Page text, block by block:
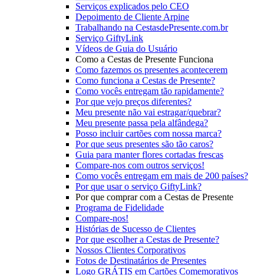
Serviços explicados pelo CEO
Depoimento de Cliente Arpine
Trabalhando na CestasdePresente.com.br
Serviço GiftyLink
Vídeos de Guia do Usuário
Como a Cestas de Presente Funciona
Como fazemos os presentes acontecerem
Como funciona a Cestas de Presente?
Como vocês entregam tão rapidamente?
Por que vejo preços diferentes?
Meu presente não vai estragar/quebrar?
Meu presente passa pela alfândega?
Posso incluir cartões com nossa marca?
Por que seus presentes são tão caros?
Guia para manter flores cortadas frescas
Compare-nos com outros serviços!
Como vocês entregam em mais de 200 países?
Por que usar o serviço GiftyLink?
Por que comprar com a Cestas de Presente
Programa de Fidelidade
Compare-nos!
Histórias de Sucesso de Clientes
Por que escolher a Cestas de Presente?
Nossos Clientes Corporativos
Fotos de Destinatários de Presentes
Logo GRÁTIS em Cartões Comemorativos